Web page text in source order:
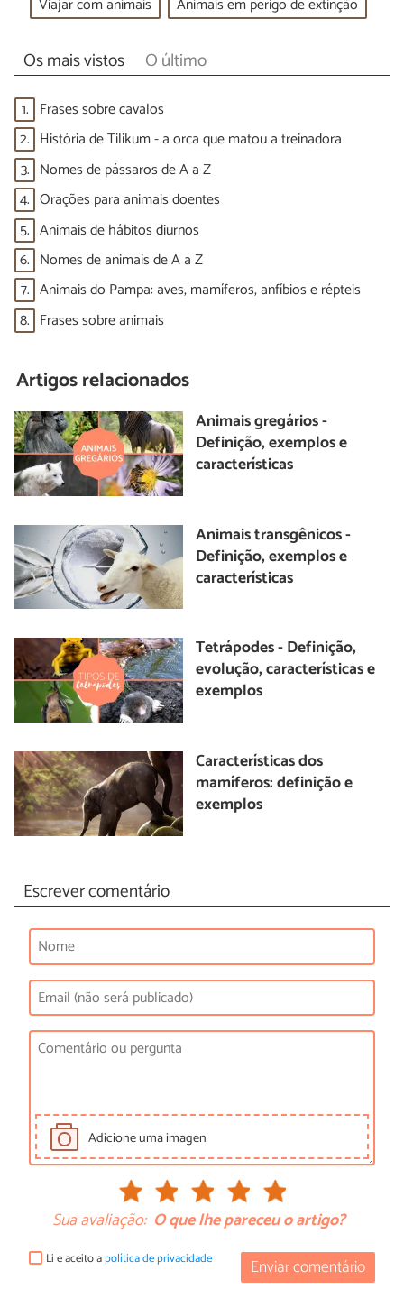
Os mais vistos O último
1. Frases sobre cavalos
2. História de Tilikum - a orca que matou a treinadora
3. Nomes de pássaros de A a Z
4. Orações para animais doentes
5. Animais de hábitos diurnos
6. Nomes de animais de A a Z
7. Animais do Pampa: aves, mamíferos, anfíbios e répteis
8. Frases sobre animais
Artigos relacionados
Animais gregários -
Definição, exemplos e
características
Animais transgênicos -
Definição, exemplos e
características
Tetrápodes - Definição,
evolução, características e
exemplos
Características dos
mamíferos: definição e
exemplos
Escrever comentário
Adicione uma imagen
Sua avaliação: O que lhe pareceu o artigo?
Enviar comentário
Li e aceito apolítica de privacidade